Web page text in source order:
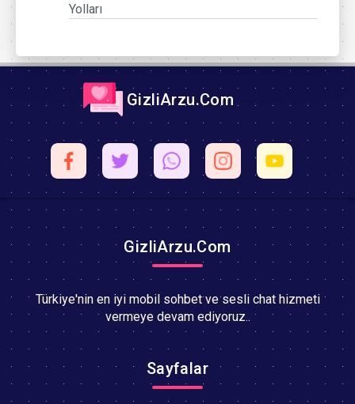
Yolları
GizliArzu.Com
GizliArzu.Com
Türkiye'nin en iyi mobil sohbet ve sesli chat hizmeti
vermeye devam ediyoruz..
Sayfalar